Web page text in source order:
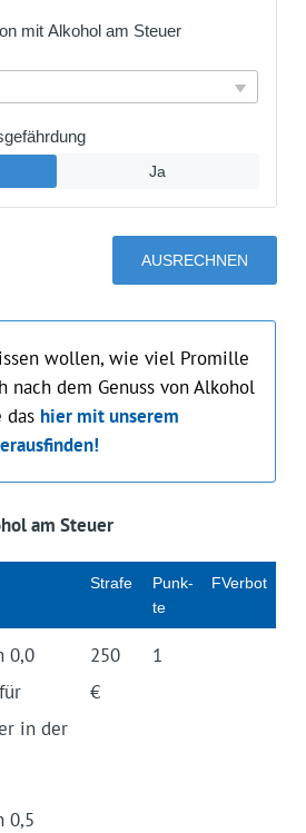
wollen, wie viel Promille
nach dem Genuss von Alkohol
das hier mit unserem
am Steuer
Strafe
Punk­
te
FVerbot
0,0
in der
250
€
1
0,5